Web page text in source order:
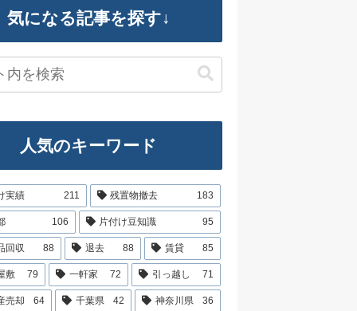
気になる記事を探す↓
人気のキーワード
実績 211 残置物撤去 183
106 片付け豆知識 95
回収 88 退去 88 賃貸 85
敷 79 一軒家 72 引っ越し 71
売却 64 千葉県 42 神奈川県 36